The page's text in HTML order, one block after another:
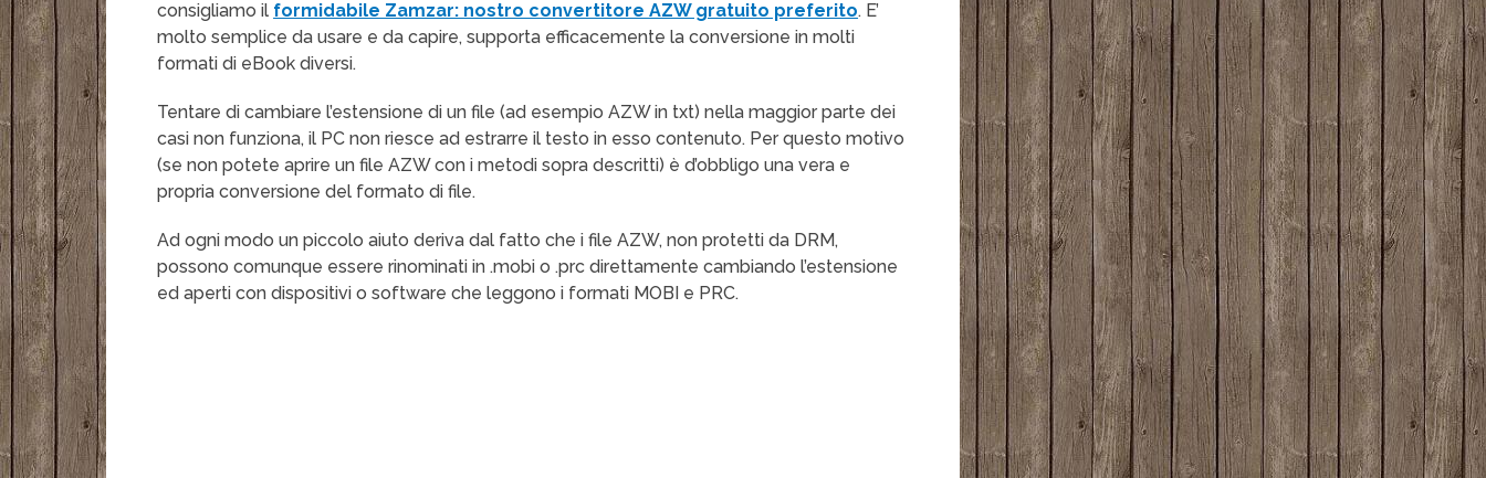
consigliamo il formidabile Zamzar: nostro convertitore AZW gratuito preferito. E’
molto semplice da usare e da capire, supporta efficacemente la conversione in molti
formati di eBook diversi.
Tentare di cambiare l’estensione di un file (ad esempio AZW in txt) nella maggior parte dei
casi non funziona, il PC non riesce ad estrarre il testo in esso contenuto. Per questo motivo
(se non potete aprire un file AZW con i metodi sopra descritti) è d’obbligo una vera e
propria conversione del formato di file.
Ad ogni modo un piccolo aiuto deriva dal fatto che i file AZW, non protetti da DRM,
possono comunque essere rinominati in .mobi o .prc direttamente cambiando l’estensione
ed aperti con dispositivi o software che leggono i formati MOBI e PRC.